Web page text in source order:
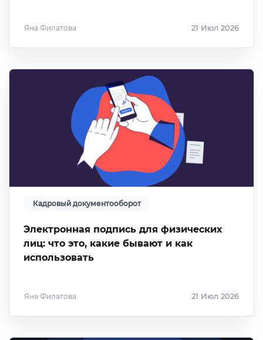
Яна Филатова 21 Июл 2026
Кадровый документооборот
Электронная подпись для физических
лиц: что это, какие бывают и как
использовать
Яна Филатова 21 Июл 2026